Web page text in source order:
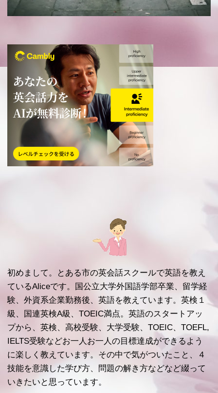
初めまして。とある市の英会話スクールで英語を教え
ているAliceです。国公立大学外国語学部卒業、留学経
験、外資系企業勤務後、英語を教えています。英検１
級、国連英検A級、TOEIC満点。英語のスタートアッ
プから、英検、高校受験、大学受験、TOEIC、TOEFL,
IELTS受験などお一人お一人の目標達成ができるよう
に楽しく教えています。その中で気がついたこと、４
技能を意識した学び方、問題の解き方などなど綴って
いきたいと思っています。